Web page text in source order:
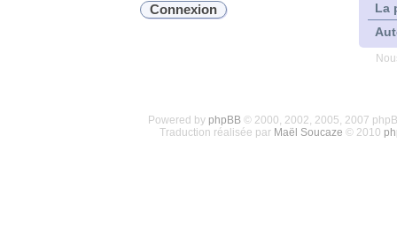
La
Powered by phpBB© 2000, 2002, 2005, 2007
Traduction réalisée par Maël Soucaze © 2010